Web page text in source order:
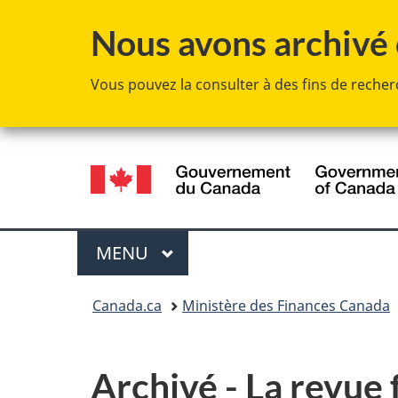
Nous avons
Vous pouvez la consulter à des fins de
Sélection
de
la
langue
Menu
MENU PRINCIPAL
Canada.ca Ministère des Finances Canada
Archivé - La